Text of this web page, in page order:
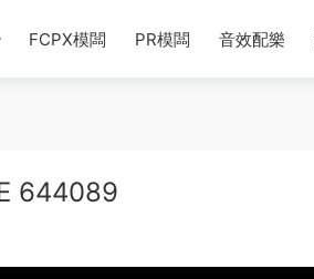
FCPX模闆 PR模闆 音效配樂
644089